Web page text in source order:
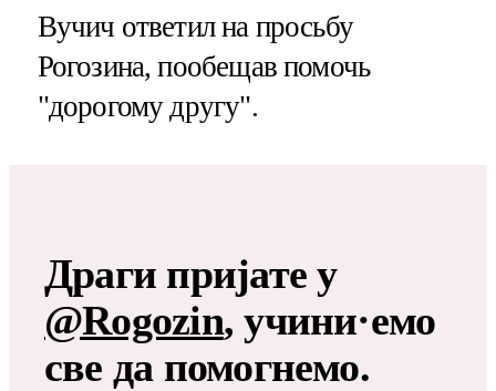
Вучич ответил на просьбу
Рогозина, пообещав помочь
"дорогому другу".
Драги пријате у
@Rogozin, учини·емо
све да помогнемо.